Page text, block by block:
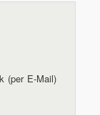
(per E-Mail)